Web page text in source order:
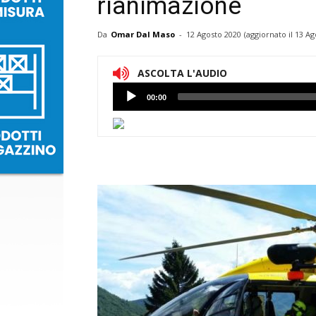
rianimazione
Da Omar Dal Maso - 12 Agosto 2020 (aggiornato il 13
ASCOLTA L'AUDIO
Lettore
Audio
00:00